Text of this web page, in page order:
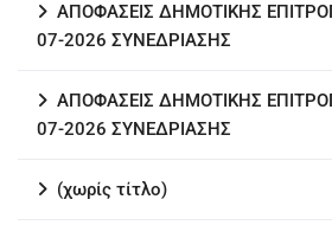
ΑΠΟΦΑΣΕΙΣ ΔΗΜΟΤΙΚΗΣ
07-2026 ΣΥΝΕΔΡΙΑΣΗΣ
ΑΠΟΦΑΣΕΙΣ ΔΗΜΟΤΙΚΗΣ
07-2026 ΣΥΝΕΔΡΙΑΣΗΣ
(χωρίς τίτλο)